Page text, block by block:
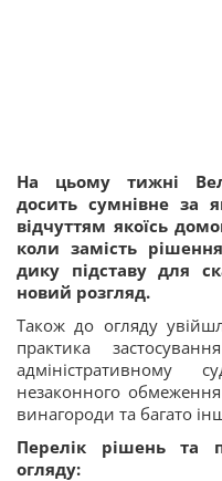
На цьому тижні
досить сумнівне за
відчуттям якоїсь
коли замість
дику підставу для
новий розгляд.
Також до огляду
практика
адміністративному
незаконного
винагороди та багато
Перелік рішень та
огляду: